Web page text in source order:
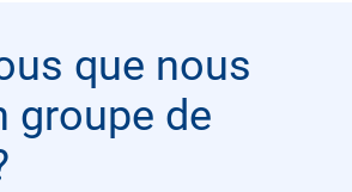
que nous
groupe de